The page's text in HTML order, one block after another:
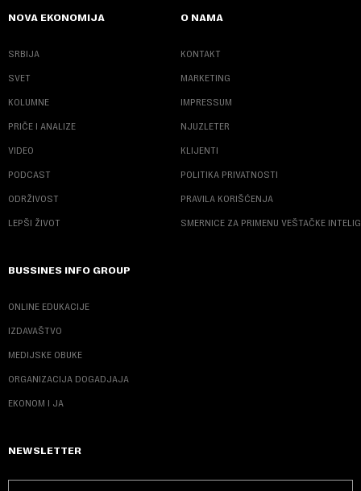
NOVA EKONOMIJA
SRBIJA
SVET
KOLUMNE
PRIČE I ANALIZE
VIDEO
PODCAST
ODRŽIVOST
LEPŠI ŽIVOT
O NAMA
KONTAKT
MARKETING
IMPRESSUM
NJUZLETER
KLIJENTI
POLITIKA PRIVATNOSTI
PRAVILA KORIŠĆENJA
SMERNICE ZA PRIMENU VEŠTAČKE
BUSSINES INFO GROUP
ONLINE EDUKACIJE
IZDAVAŠTVO
MEDIJSKE OBUKE
ORGANIZACIJA DOGADJAJA
EKONOM I JA
NEWSLETTER